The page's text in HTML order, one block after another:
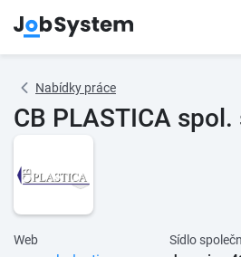
Nabídky práce
CB PLASTICA spol.
Web Sídlo